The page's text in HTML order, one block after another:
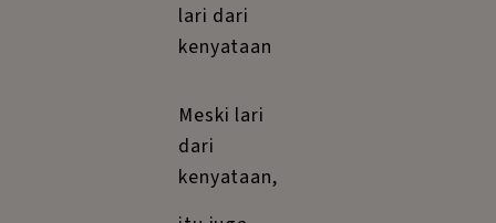
lari dari
kenyataan
Meski lari
dari
kenyataan,